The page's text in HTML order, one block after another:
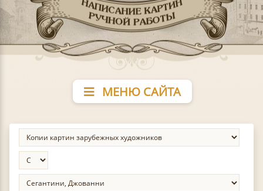
МЕНЮ САЙТА